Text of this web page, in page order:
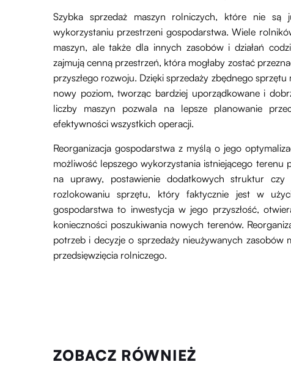
Szybka sprzedaż maszyn rolniczych, które nie
wykorzystaniu przestrzeni gospodarstwa. Wiele
maszyn, ale także dla innych zasobów i działań
zajmują cenną przestrzeń, która mogłaby zostać
przyszłego rozwoju. Dzięki sprzedaży zbędnego
nowy poziom, tworząc bardziej uporządkowane i
liczby maszyn pozwala na lepsze planowanie
efektywności wszystkich operacji.
Reorganizacja gospodarstwa z myślą o jego
możliwość lepszego wykorzystania istniejącego
na uprawy, postawienie dodatkowych struktur
rozlokowaniu sprzętu, który faktycznie jest w
gospodarstwa to inwestycja w jego przyszłość,
konieczności poszukiwania nowych terenów.
potrzeb i decyzje o sprzedaży nieużywanych zasobów
przedsięwzięcia rolniczego.
ZOBACZ RÓWNIEŻ